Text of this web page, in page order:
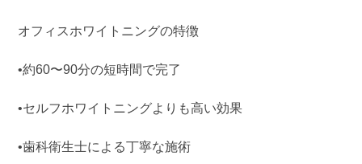
オフィスホワイトニングの特徴
•約60〜90分の短時間で完了
•セルフホワイトニングよりも高い効果
•歯科衛生士による丁寧な施術